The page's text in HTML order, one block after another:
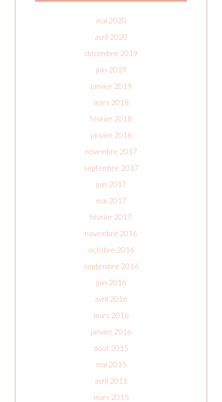
mai 2020
avril 2020
décembre 2019
juin 2019
janvier 2019
mars 2018
février 2018
janvier 2018
novembre 2017
septembre 2017
juin 2017
mai 2017
février 2017
novembre 2016
octobre 2016
septembre 2016
juin 2016
avril 2016
mars 2016
janvier 2016
août 2015
mai 2015
avril 2015
mars 2015